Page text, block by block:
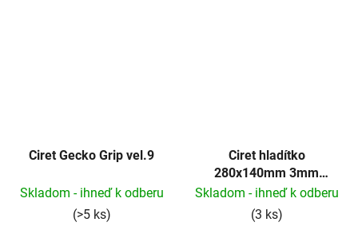
Ciret Gecko Grip vel.9
Skladom - ihneď k odberu
(>5 ks)
Ciret hladítko
280x140mm 3mm
(92110010)
Skladom - ihneď k odberu
(3 ks)